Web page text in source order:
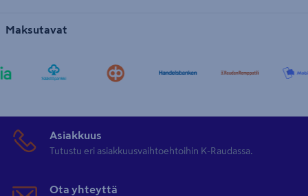
Maksutavat
Asiakkuus
Tutustu eri asiakkuusvaihtoehtoihin K-Raudassa.
Ota yhteyttä